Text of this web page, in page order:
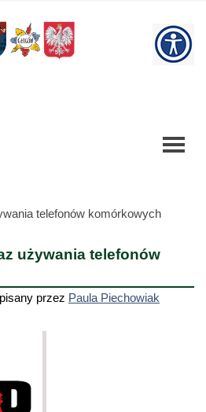
telefonów komórkowych
używania telefonów
przez Paula Piechowiak